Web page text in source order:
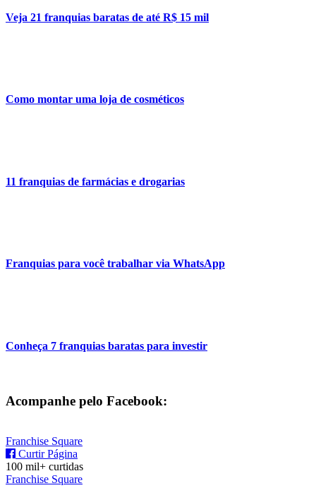
Veja 21 franquias baratas de até R$ 15 mil
Como montar uma loja de cosméticos
11 franquias de farmácias e drogarias
Franquias para você trabalhar via WhatsApp
Conheça 7 franquias baratas para investir
Acompanhe pelo Facebook:
Franchise Square
Curtir Página
100 mil+ curtidas
Franchise Square